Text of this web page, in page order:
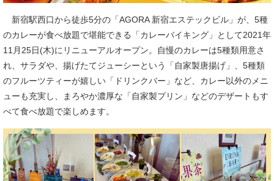
新宿駅西口から徒歩5分の「AGORA 新宿エステックビル」が、5種
のカレーが食べ放題で堪能できる「カレーバイキング」として2021年
11月25日(木)にリニューアルオープン。自慢のカレーは5種類用意さ
れ、サラダや、揚げたてジューシーという「自家製唐揚げ」、5種類
のフルーツティーが嬉しい「ドリンクバー」など、カレー以外のメニ
ューも充実し、まろやか濃厚な「自家製プリン」などのデザートもす
べて食べ放題で楽しめます。